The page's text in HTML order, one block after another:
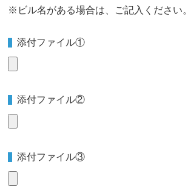
※ビル名がある場合は、ご記入ください。
添付ファイル①
添付ファイル②
添付ファイル③